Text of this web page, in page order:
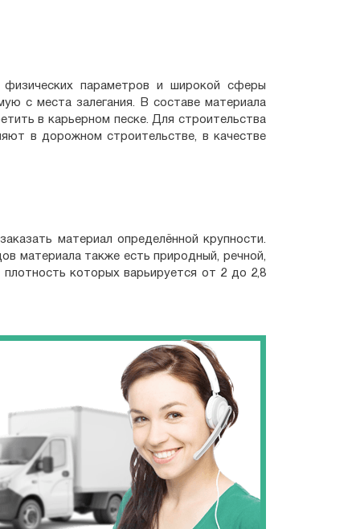
параметров и широкой сферы
с места залегания. В составе материала
в карьерном песке. Для строительства
в дорожном строительстве, в качестве
материал определённой крупности.
материала также есть природный, речной,
которых варьируется от 2 до 2,8